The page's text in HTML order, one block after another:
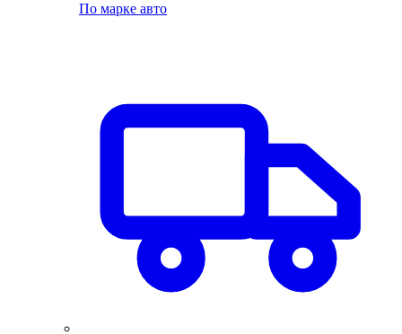
По марке авто